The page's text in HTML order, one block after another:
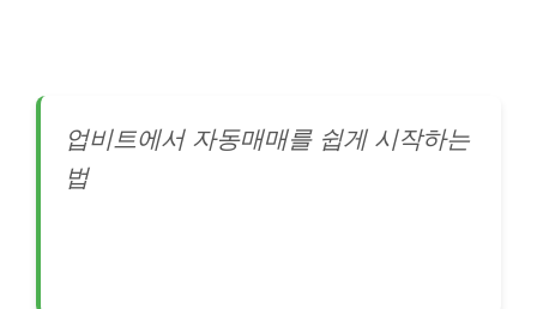
업비트에서 자동매매를 쉽게 시작하는
법